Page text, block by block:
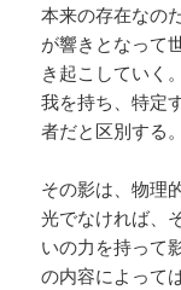
本来の存在なの
が響きとなって
き起こしていく
我を持ち、特定
者だと区別する
その影は、物理
光でなければ、
いの力を持って
の内容によって